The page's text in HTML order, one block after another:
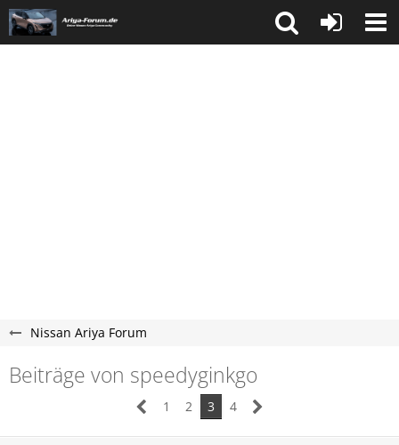
Nissan Ariya Forum
Beiträge von speedyginkgo
1 2 3 4